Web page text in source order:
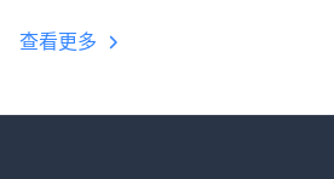
查看更多